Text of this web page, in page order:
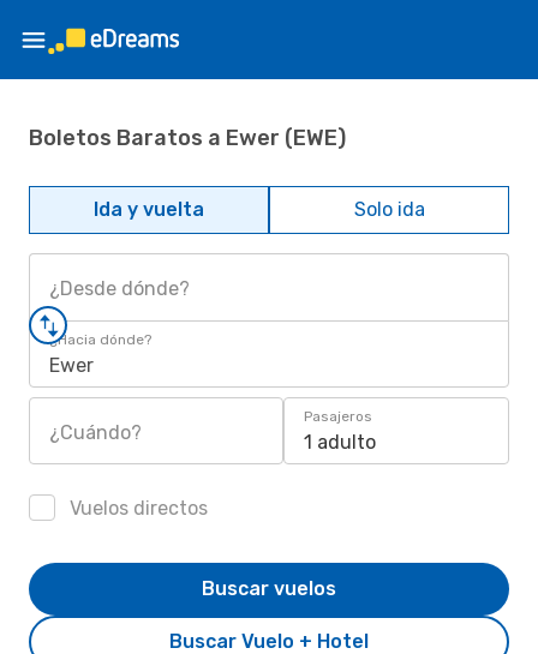
Boletos Baratos a Ewer (EWE)
Ida y vuelta Solo ida
¿Desde dónde?
¿Hacia dónde?
Ewer
¿Cuándo?
Pasajeros
1 adulto
Vuelos directos
Buscar Vuelo + Hotel
Buscar vuelos